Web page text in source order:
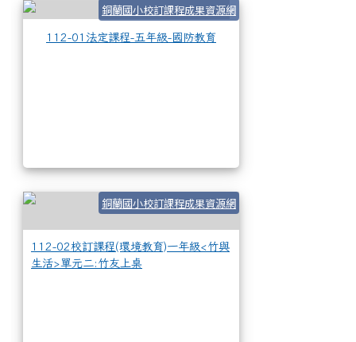
銅蘭國小校訂課程成果資源網112-01法定課程-五
112-01法定課程-五年級-國防教育
銅蘭國小校訂課程成果資源網
112-02校訂課程(環境教育)一年級<竹與
生活>單元二:竹友上桌